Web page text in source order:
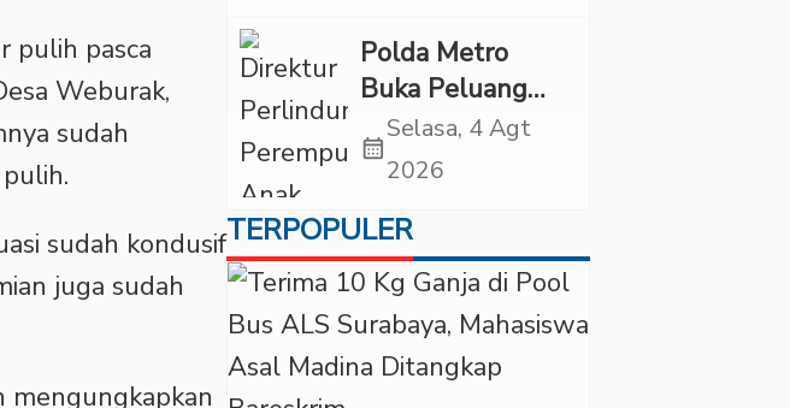
pulih pasca
Weburak,
sudah
sudah kondusif
juga sudah
mengungkapkan
Polda Metro
Buka Peluang
Periksa YouTuber
Bigmo terkait
Eksploitasi Anak
calendar_month
Selasa, 4 Agt
2026
TERPOPULER